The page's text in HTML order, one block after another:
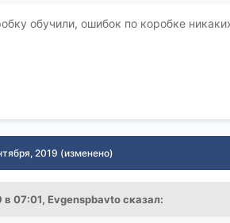
обучили, ошибок по коробке
2019 (изменено)
в 07:01, Evgenspbavtoсказал: